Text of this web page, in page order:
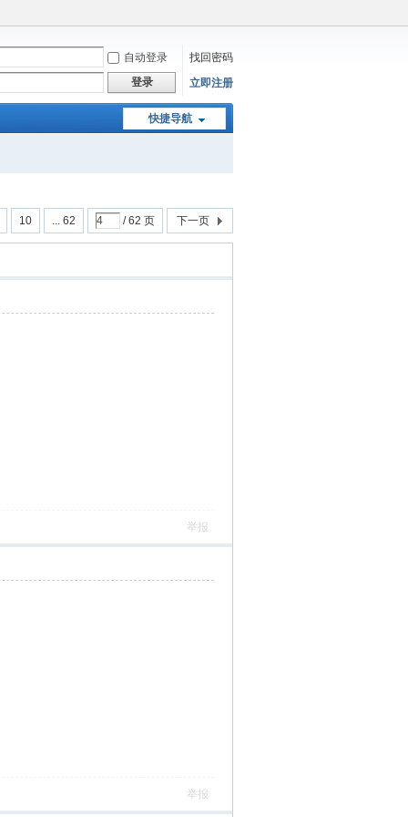
自动登录
找回密码
登录
立即注册
快捷导航
10 ... 62 / 62 页 下一页
举报
举报